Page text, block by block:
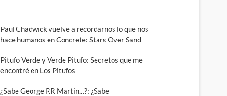
Paul Chadwick vuelve a recordarnos lo que nos
hace humanos en Concrete: Stars Over Sand
Pitufo Verde y Verde Pitufo: Secretos que me
encontré en Los Pitufos
¿Sabe George RR Martin…?: ¿Sabe